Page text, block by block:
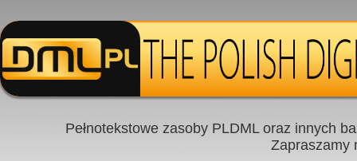
Pełnotekstowe zasoby PLDML oraz innych
Zapraszamy